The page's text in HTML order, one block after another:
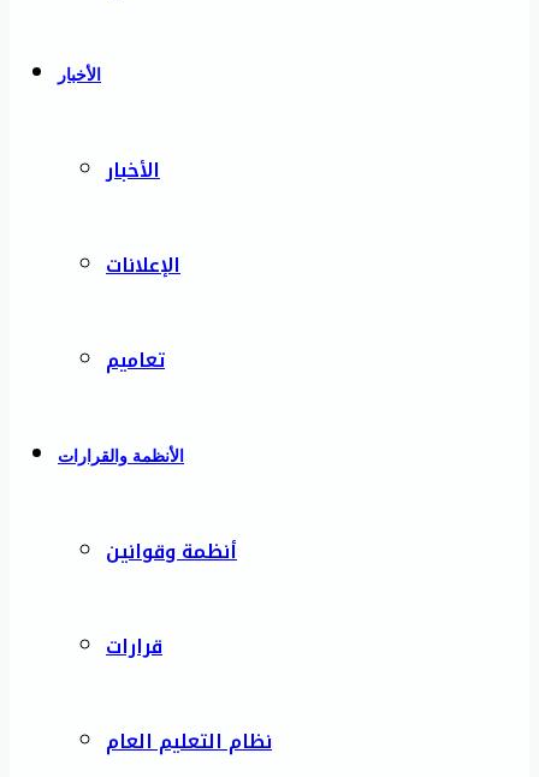
الأخبار
الأخبار
الإعلانات
تعاميم
الأنظمة والقرارات
أنظمة وقوانين
قرارات
نظام التعليم العام